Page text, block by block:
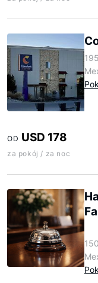
OD USD 178
za pokój / za noc